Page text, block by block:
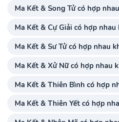
Ma Kết & Song Tử có hợp
Ma Kết & Cự Giải có hợp nhau
Ma Kết & Sư Tử có hợp nhau
Ma Kết & Xử Nữ có hợp nhau
Ma Kết & Thiên Bình có hợp
Ma Kết & Thiên Yết có hợp